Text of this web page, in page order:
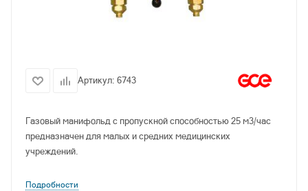
Артикул: 6743
Газовый манифольд с пропускной способностью 25 м3/час
предназначен для малых и средних медицинских
учреждений.
Подробности